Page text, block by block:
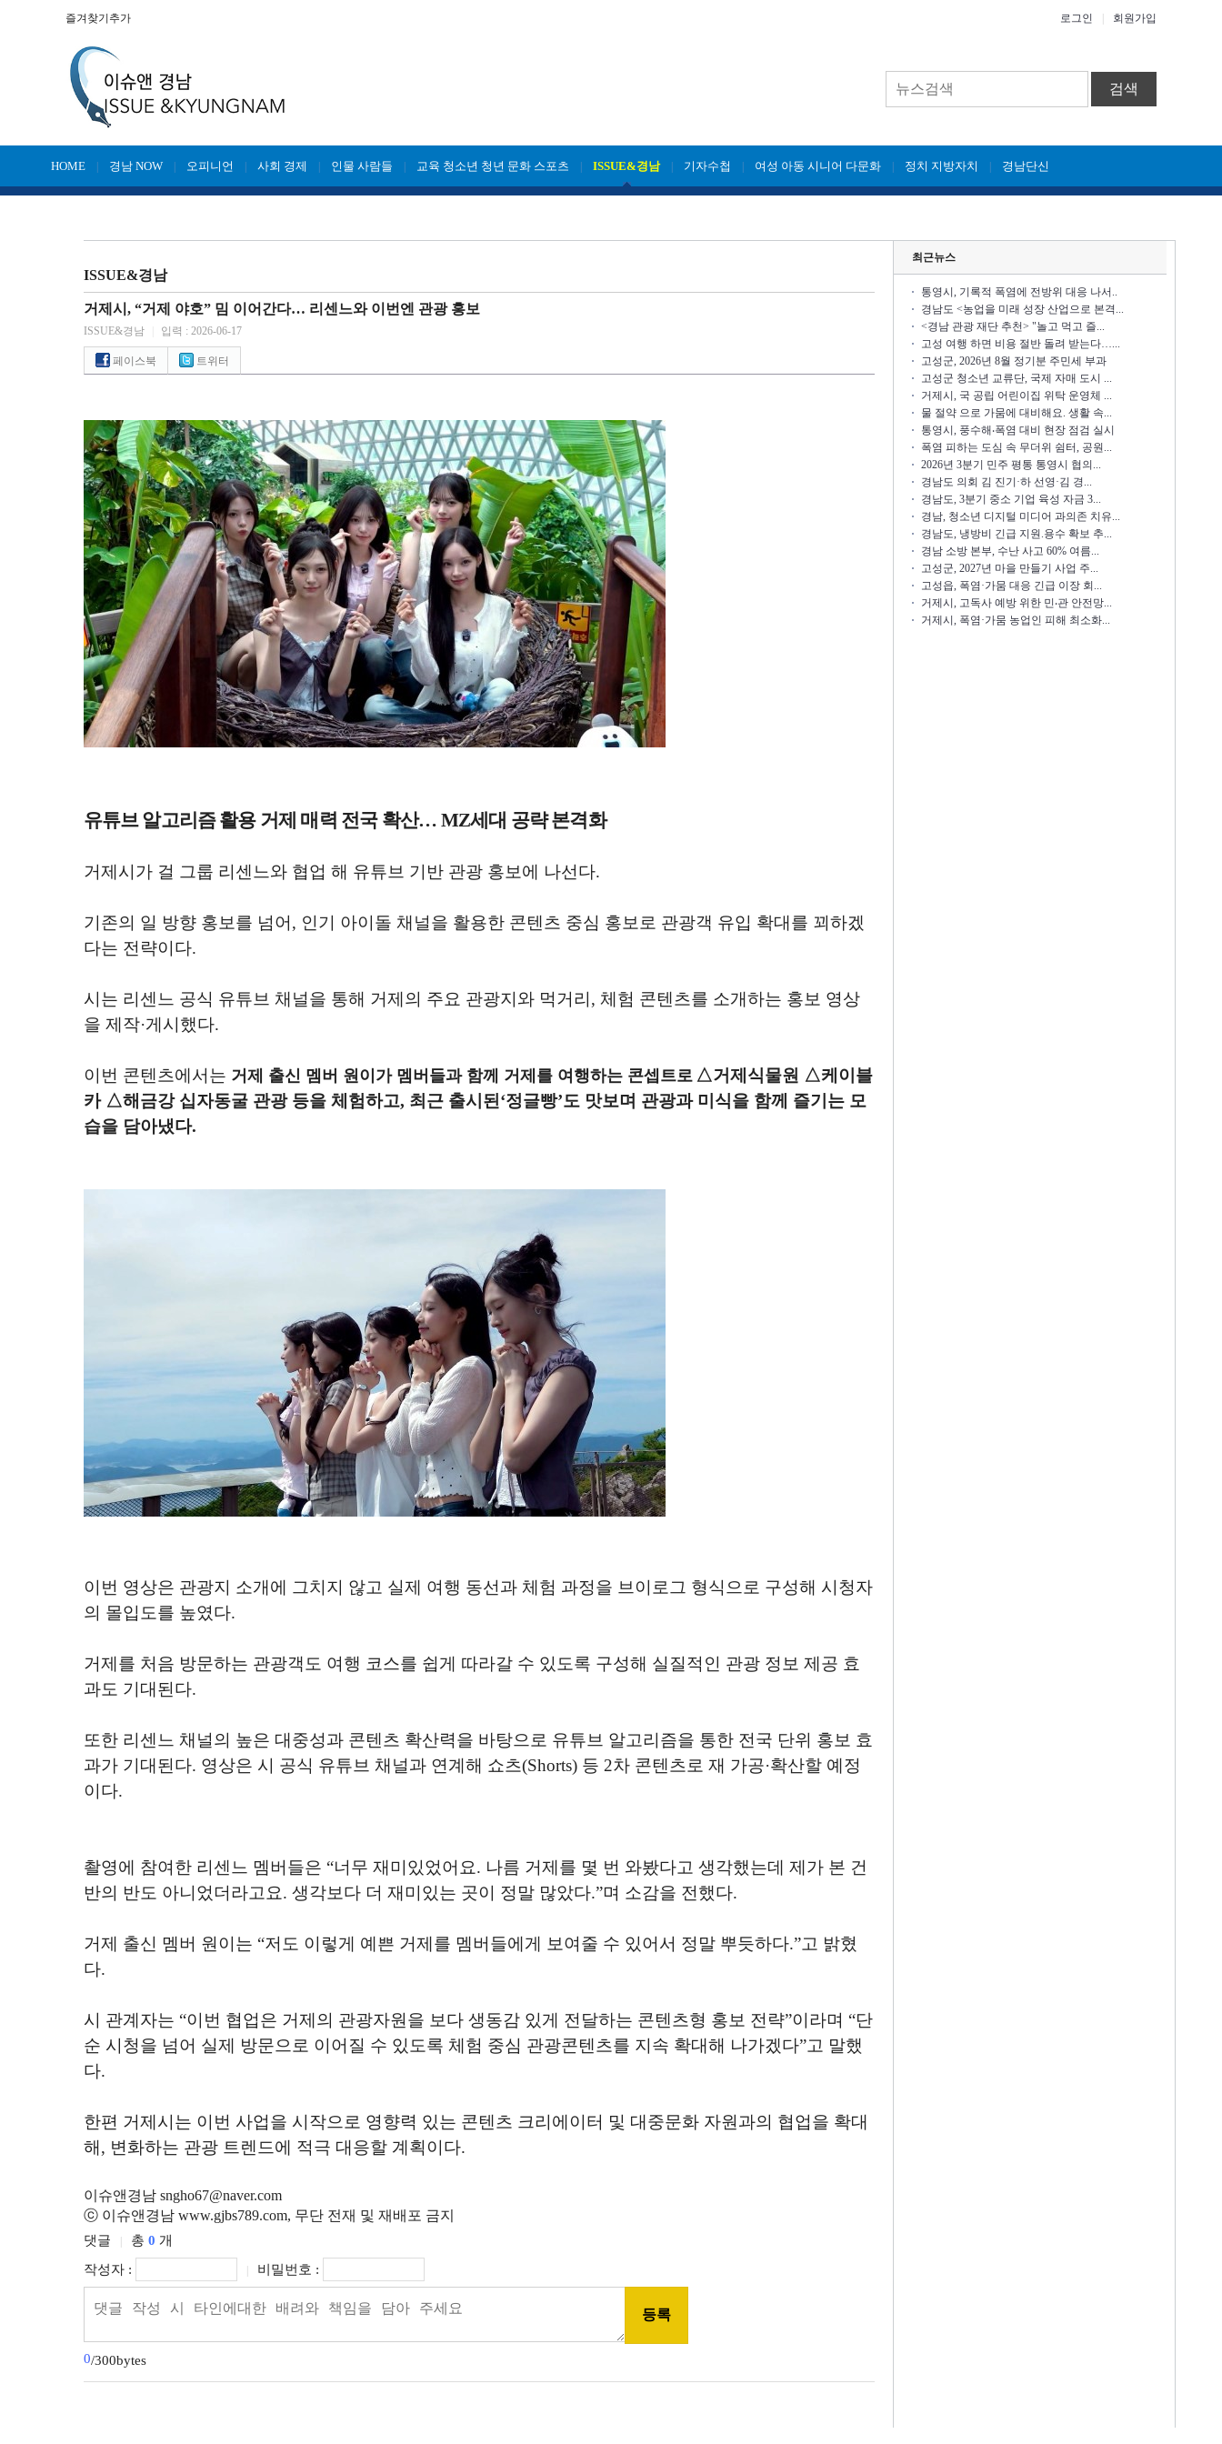
즐겨찾기추가 로그인 회원가입
검색
HOME 경남 NOW 오피니언 사회 경제 인물 사람들 교육 청소년 청년 문화 스포츠 ISSUE&경남 기자수첩 여성 아동 시니어 다문화 정치 지방자치 경남단신
ISSUE&경남
거제시, “거제 야호” 밈 이어간다… 리센느와 이번엔 관광 홍보
ISSUE&경남 입력 : 2026-06-17
페이스북 트위터
유튜브 알고리즘 활용 거제 매력 전국 확산… MZ세대 공략 본격화
거제시가 걸 그룹 리센느와 협업 해 유튜브 기반 관광 홍보에 나선다.
기존의 일 방향 홍보를 넘어 , 인기 아이돌 채널을 활용한 콘텐츠 중심 홍보로 관광객 유입 확대를 꾀하겠
다는 전략이다.
시는 리센느 공식 유튜브 채널을 통해 거제의 주요 관광지와 먹거리 , 체험 콘텐츠를 소개하는 홍보 영상
을 제작·게시했다.
이번 콘텐츠에서는 거제 출신 멤버 원이가 멤버들과 함께 거제를 여행하는 콘셉트로 △거제식물원 △케이블
카 △해금강 십자동굴 관광 등을 체험하고, 최근 출시된 ‘정글빵’도 맛보며 관광과 미식을 함께 즐기는 모
습을 담아냈다.
이번 영상은 관광지 소개에 그치지 않고 실제 여행 동선과 체험 과정을 브이로그 형식으로 구성해 시청자
의 몰입도를 높였다.
거제를 처음 방문하는 관광객도 여행 코스를 쉽게 따라갈 수 있도록 구성해 실질적인 관광 정보 제공 효
과도 기대된다.
또한 리센느 채널의 높은 대중성과 콘텐츠 확산력을 바탕으로 유튜브 알고리즘을 통한 전국 단위 홍보 효
과가 기대된다. 영상은 시 공식 유튜브 채널과 연계해 쇼츠(Shorts) 등 2차 콘텐츠로 재 가공·확산할 예정
이다.
촬영에 참여한 리센느 멤버들은 “너무 재미있었어요. 나름 거제를 몇 번 와봤다고 생각했는데 제가 본 건
반의 반도 아니었더라고요. 생각보다 더 재미있는 곳이 정말 많았다.”며 소감을 전했다.
거제 출신 멤버 원이는 “저도 이렇게 예쁜 거제를 멤버들에게 보여줄 수 있어서 정말 뿌듯하다.”고 밝혔
다.
시 관계자는 “이번 협업은 거제의 관광자원을 보다 생동감 있게 전달하는 콘텐츠형 홍보 전략”이라며 “단
순 시청을 넘어 실제 방문으로 이어질 수 있도록 체험 중심 관광콘텐츠를 지속 확대해 나가겠다”고 말했
다.
한편 거제시는 이번 사업을 시작으로 영향력 있는 콘텐츠 크리에이터 및 대중문화 자원과의 협업을 확대
해 , 변화하는 관광 트렌드에 적극 대응할 계획이다.
이슈앤경남 sngho67@naver.com
ⓒ 이슈앤경남 www.gjbs789.com, 무단 전재 및 재배포 금지
댓글 총 0 개
작성자 :
비밀번호 :
0/300bytes
최근뉴스
통영시, 기록적 폭염에 전방위 대응 나서..
경남도 <농업을 미래 성장 산업으로 본격...
<경남 관광 재단 추천> "놀고 먹고 즐...
고성 여행 하면 비용 절반 돌려 받는다…...
고성군, 2026년 8월 정기분 주민세 부과
고성군 청소년 교류단, 국제 자매 도시 ...
거제시, 국 공립 어린이집 위탁 운영체 ...
물 절약 으로 가뭄에 대비해요. 생활 속...
통영시, 풍수해‧폭염 대비 현장 점검 실시
폭염 피하는 도심 속 무더위 쉼터, 공원...
2026년 3분기 민주 평통 통영시 협의...
경남도 의회 김 진기·하 선영·김 경...
경남도, 3분기 중소 기업 육성 자금 3...
경남, 청소년 디지털 미디어 과의존 치유...
경남도, 냉방비 긴급 지원.용수 확보 추...
경남 소방 본부, 수난 사고 60% 여름...
고성군, 2027년 마을 만들기 사업 주...
고성읍, 폭염·가뭄 대응 긴급 이장 회...
거제시, 고독사 예방 위한 민‧관 안전망...
거제시, 폭염·가뭄 농업인 피해 최소화...